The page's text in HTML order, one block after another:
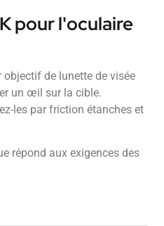
pour l'oculaire
objectif de lunette de visée
un œil sur la cible.
les par friction étanches et
répond aux exigences des